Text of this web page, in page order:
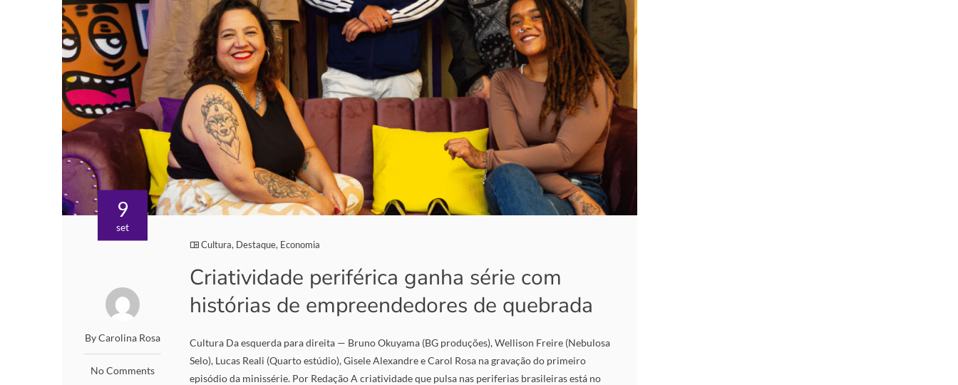
9
set
By Carolina Rosa
No Comments
Cultura, Destaque, Economia
Criatividade periférica ganha série com
histórias de empreendedores de quebrada
Cultura Da esquerda para direita — Bruno Okuyama (BG produções), Wellison Freire (Nebulosa
Selo), Lucas Reali (Quarto estúdio), Gisele Alexandre e Carol Rosa na gravação do primeiro
episódio da minissérie. Por Redação A criatividade que pulsa nas periferias brasileiras está no